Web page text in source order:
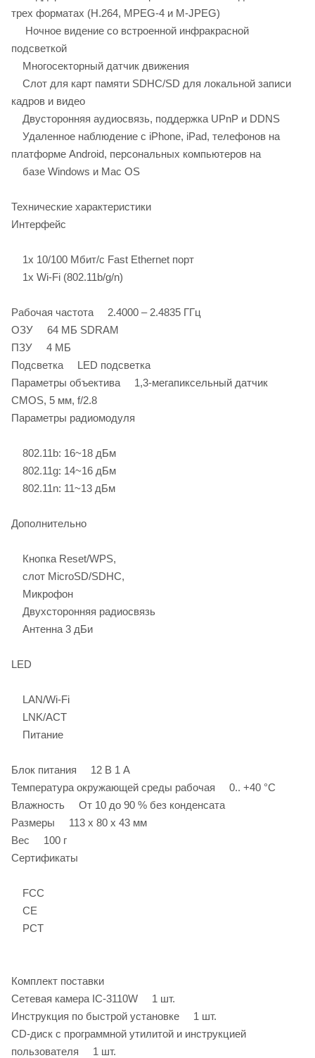
трех форматах (H.264, MPEG-4 и M-JPEG)
Ночное видение со встроенной инфракрасной
подсветкой
Многосекторный датчик движения
Слот для карт памяти SDHC/SD для локальной записи
кадров и видео
Двусторонняя аудиосвязь, поддержка UPnP и DDNS
Удаленное наблюдение с iPhone, iPad, телефонов на
платформе Android, персональных компьютеров на
базе Windows и Mac OS
Технические характеристики
Интерфейс
1x 10/100 Мбит/с Fast Ethernet порт
1x Wi-Fi (802.11b/g/n)
Рабочая частота 2.4000 – 2.4835 ГГц
ОЗУ 64 МБ SDRAM
ПЗУ 4 МБ
Подсветка LED подсветка
Параметры объектива 1,3-мегапиксельный датчик
CMOS, 5 мм, f/2.8
Параметры радиомодуля
802.11b: 16~18 дБм
802.11g: 14~16 дБм
802.11n: 11~13 дБм
Дополнительно
Кнопка Reset/WPS,
слот MicroSD/SDHC,
Микрофон
Двухсторонняя радиосвязь
Антенна 3 дБи
LED
LAN/Wi-Fi
LNK/ACT
Питание
Блок питания 12 В 1 А
Температура окружающей среды рабочая 0.. +40 °C
Влажность От 10 до 90 % без конденсата
Размеры 113 x 80 x 43 мм
Вес 100 г
Сертификаты
FCC
CE
РСТ
Комплект поставки
Сетевая камера IC-3110W 1 шт.
Инструкция по быстрой установке 1 шт.
CD-диск с программной утилитой и инструкцией
пользователя 1 шт.